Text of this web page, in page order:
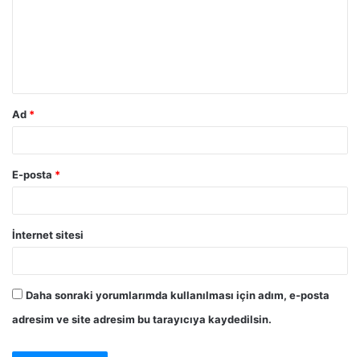
Ad *
E-posta *
İnternet sitesi
Daha sonraki yorumlarımda kullanılması için adım, e-posta
adresim ve site adresim bu tarayıcıya kaydedilsin.